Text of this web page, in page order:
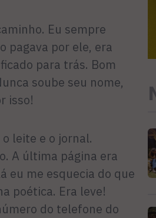
Eu sempre
pagava por ele, era
para trás. Bom
soube seu nome,
isso!
leite e o jornal.
A última página era
eu me esquecia do que
poética. Era leve!
do telefone do